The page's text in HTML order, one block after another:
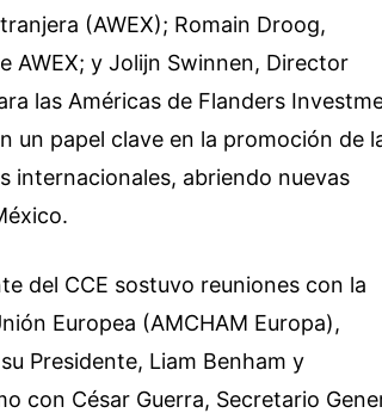
(AWEX); Romain Droog,
AWEX; y Jolijn Swinnen, Director
las Américas de Flanders
un papel clave en la promoción de
internacionales, abriendo nuevas
del CCE sostuvo reuniones con la
Europea (AMCHAM Europa),
Presidente, Liam Benham y
con César Guerra, Secretario